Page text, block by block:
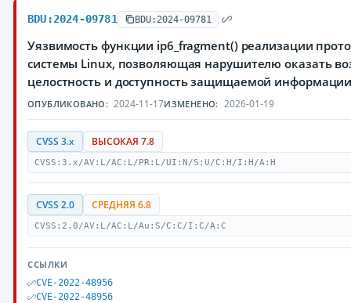
BDU:2024-09781 BDU:2024-09781
Уязвимость функции ip6_fragment() реализации
системы Linux, позволяющая нарушителю оказать
целостность и доступность защищаемой
ОПУБЛИКОВАНО: 2024-11-17ИЗМЕНЕНО: 2026-01-19
CVSS 3.x ВЫСОКАЯ 7.8
CVSS:3.x/AV:L/AC:L/PR:L/UI:N/S:U/C:H/I:H/A:H
CVSS 2.0 СРЕДНЯЯ 6.8
CVSS:2.0/AV:L/AC:L/Au:S/C:C/I:C/A:C
ССЫЛКИ
CVE-2022-48956
CVE-2022-48956